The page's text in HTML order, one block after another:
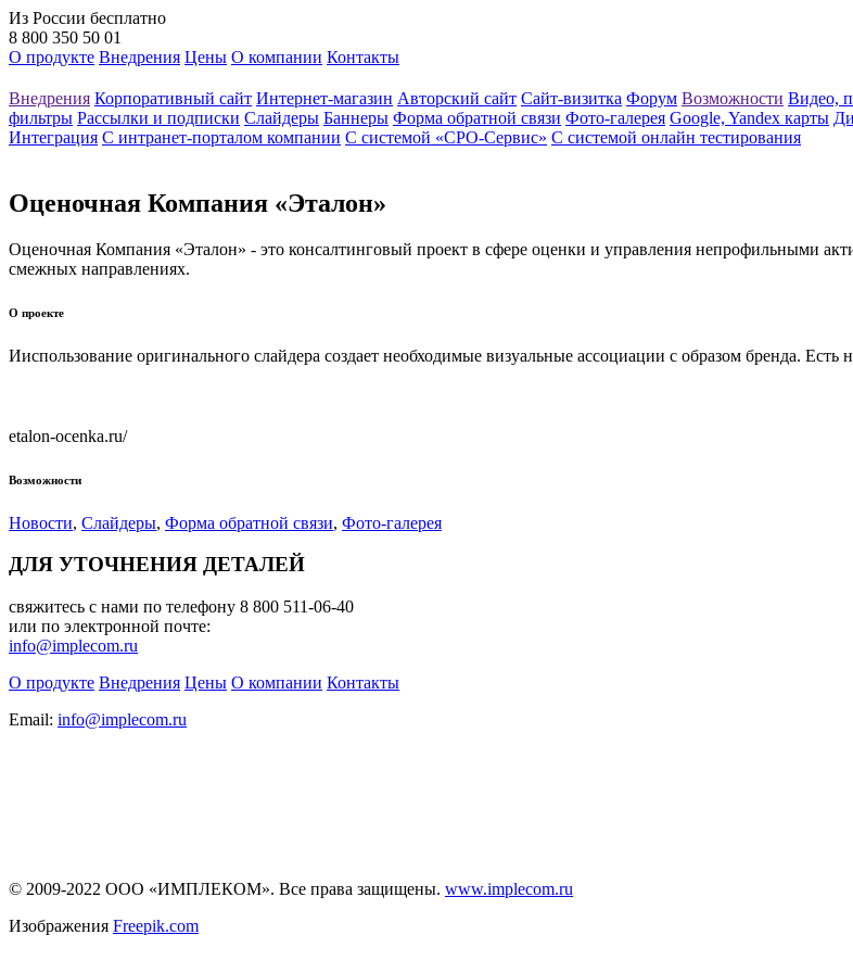
Из России бесплатно
8 800 350 50 01
О продукте Внедрения Цены О компании Контакты
Внедрения Корпоративный сайт Интернет-магазин Авторский сайт Сайт-визитка Форум Возможности Видео,
фильтры Рассылки и подписки Слайдеры Баннеры Форма обратной связи Фото-галерея Google, Yandex карты
Интеграция С интранет-порталом компании С системой «СРО-Сервис» С системой онлайн тестирования
Оценочная Компания «Эталон»
Оценочная Компания «Эталон» - это консалтинговый проект в сфере оценки и управления непрофильными
смежных направлениях.
О проекте
Ииспользование оригинального слайдера создает необходимые визуальные ассоциации с образом бренда. Есть
etalon-ocenka.ru/
Возможности
Новости, Слайдеры, Форма обратной связи, Фото-галерея
ДЛЯ УТОЧНЕНИЯ ДЕТАЛЕЙ
свяжитесь с нами по телефону 8 800 511-06-40
или по электронной почте:
info@implecom.ru
О продукте Внедрения Цены О компании Контакты
Email: info@implecom.ru
© 2009-2022 ООО «ИМПЛЕКОМ». Все права защищены. www.implecom.ru
Изображения Freepik.com